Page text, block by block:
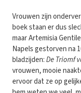
Vrouwen zijn
boek staan er dus
maar Artemisia
Napels gestorven na
bladzijden:DeTriomf
vrouwen, mooie
ervoor dat ze op